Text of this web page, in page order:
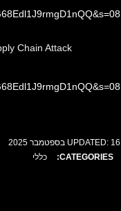
Chain Attack
UPDATED: 16 בספטמבר 2025
CATEGORIES:
כללי